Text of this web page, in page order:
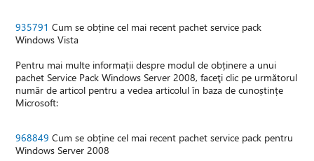
935791 Cum se obține cel mai recent pachet service pack
Windows Vista
Pentru mai multe informații despre modul de obținere a unui
pachet Service Pack Windows Server 2008, faceţi clic pe următorul
număr de articol pentru a vedea articolul în baza de cunoștințe
Microsoft:
968849 Cum se obține cel mai recent pachet service pack pentru
Windows Server 2008